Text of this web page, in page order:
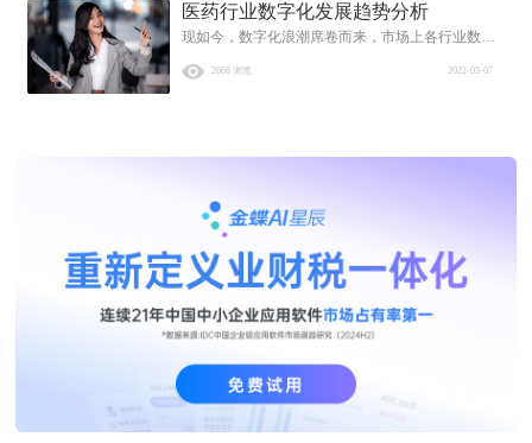
的整个企业数字化模式在未来将会不可替代。
医药行业数字化发展趋势分析
现如今，数字化浪潮席卷而来，市场上各行业数字
根据资料显示，在2008至2022年中国数字经济规模
2022-03-07
2668 浏览